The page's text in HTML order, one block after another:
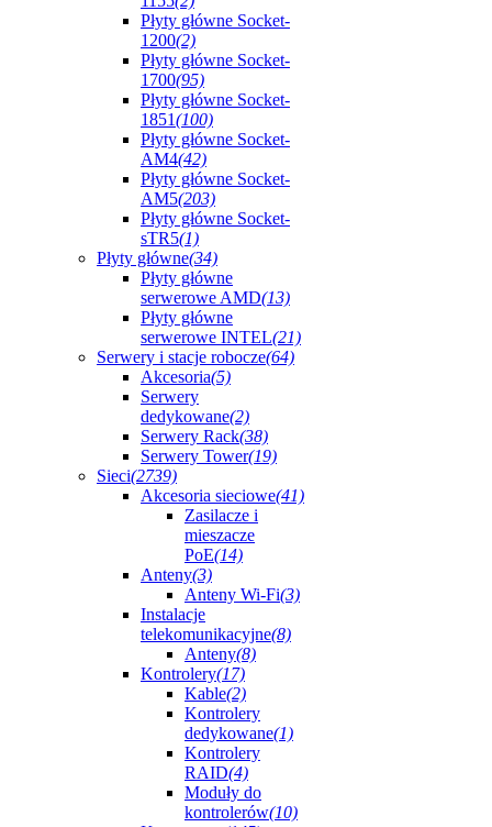
Płyty główne Socket-
1200(2)
Płyty główne Socket-
1700(95)
Płyty główne Socket-
1851(100)
Płyty główne Socket-
AM4(42)
Płyty główne Socket-
AM5(203)
Płyty główne Socket-
sTR5(1)
Płyty główne(34)
Płyty główne
serwerowe AMD(13)
Płyty główne
serwerowe INTEL(21)
Serwery i stacje robocze(64)
Akcesoria(5)
Serwery
dedykowane(2)
Serwery Rack(38)
Serwery Tower(19)
Sieci(2739)
Akcesoria sieciowe(41)
Zasilacze i
mieszacze
PoE(14)
Anteny(3)
Anteny Wi-Fi(3)
Instalacje
telekomunikacyjne(8)
Anteny(8)
Kontrolery(17)
Kable(2)
Kontrolery
dedykowane(1)
Kontrolery
RAID(4)
Moduły do
kontrolerów(10)